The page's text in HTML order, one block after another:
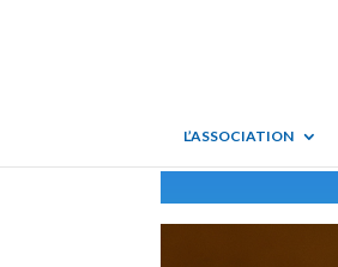
L’ASSOCIATION